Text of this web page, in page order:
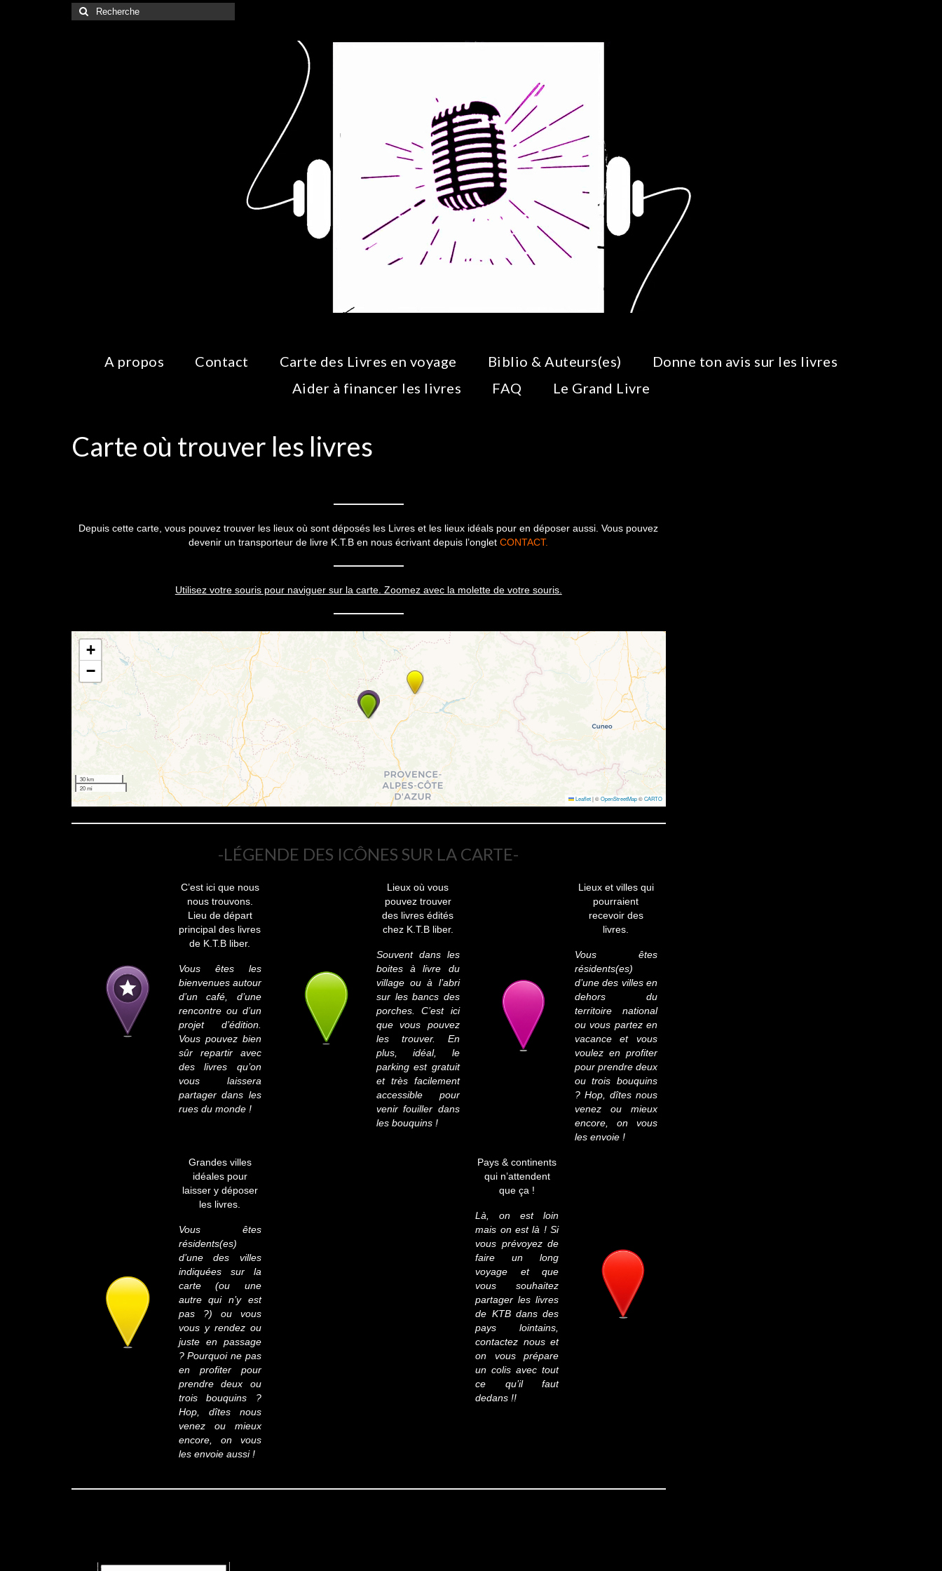
Rechercher
:
A propos Contact Carte des Livres en voyage Biblio & Auteurs(es)
Donne ton avis sur les livres
Aider à financer les livres
FAQ Le Grand Livre
Carte où trouver les livres
Depuis cette carte, vous pouvez trouver les lieux où sont déposés les Livres et les lieux idéals pour en déposer aussi. Vous pouvez
devenir un transporteur de livre K.T.B en nous écrivant depuis l’ongletCONTACT.
Utilisez votre souris pour naviguer sur la carte. Zoomez avec la molette de votre souris.
+
−
30 km
20 mi
Leaflet |©OpenStreetMap©CARTO
-LÉGENDE DES ICÔNES SUR LA CARTE-
C’est ici que nous
nous trouvons.
Lieu de départ
principal des livres
de K.T.B liber.
Vous êtes les
bienvenues autour
d’un café, d’une
rencontre ou d’un
projet d’édition.
Vous pouvez bien
sûr repartir avec
des livres qu’on
vous laissera
partager dans les
rues du monde !
Lieux où vous
pouvez trouver
des livres édités
chez K.T.B liber.
Souvent dans les
boites à livre du
village ou à l’abri
sur les bancs des
porches. C’est ici
que vous pouvez
les trouver. En
plus, idéal, le
parking est gratuit
et très facilement
accessible pour
venir fouiller dans
les bouquins !
Lieux et villes qui
pourraient
recevoir des
livres.
Vous êtes
résidents(es)
d’une des villes en
dehors du
territoire national
ou vous partez en
vacance et vous
voulez en profiter
pour prendre deux
ou trois bouquins
? Hop, dîtes nous
venez ou mieux
encore, on vous
les envoie !
Grandes villes
idéales pour
laisser y déposer
les livres.
Vous êtes
résidents(es)
d’une des villes
indiquées sur la
carte (ou une
autre qui n’y est
pas ?) ou vous
vous y rendez ou
juste en passage
? Pourquoi ne pas
en profiter pour
prendre deux ou
trois bouquins ?
Hop, dîtes nous
venez ou mieux
encore, on vous
les envoie aussi !
Pays & continents
qui n’attendent
que ça !
Là, on est loin
mais on est là ! Si
vous prévoyez de
faire un long
voyage et que
vous souhaitez
partager les livres
de KTB dans des
pays lointains,
contactez nous et
on vous prépare
un colis avec tout
ce qu’il faut
dedans !!